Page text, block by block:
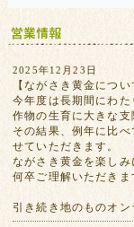
2025年12月23日
【ながさき黄金につい
今年度は長期間にわた
作物の生育に大きな支
その結果、例年に比
せていただきます。
ながさき黄金を楽しみ
何卒ご理解いただきま
引き続き地のものオ